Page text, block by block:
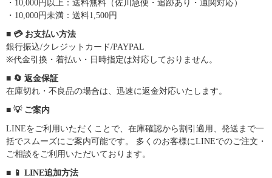
・10,000円以上：送料無料（佐川急便・追跡あり・通関対応）
・10,000円未満：送料1,500円
■ 💳 お支払い方法
銀行振込/クレジットカード/PAYPAL
※代金引換・着払い・日時指定は対応しておりません。
■ 🔄 返金保証
在庫切れ・不良品の場合は、迅速に返金対応いたします。
■ 💡 ご案内
LINEをご利用いただくことで、在庫確認から割引適用、発送まで一
括でスムーズにご案内可能です。 多くのお客様にLINEでのご注文・
ご相談をご利用いただいております。
■ 📱 LINE追加方法